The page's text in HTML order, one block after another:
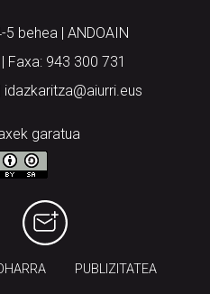
behea | ANDOAIN
Faxa: 943 300 731
idazkaritza@aiurri.eus
garatua
PUBLIZITATEA